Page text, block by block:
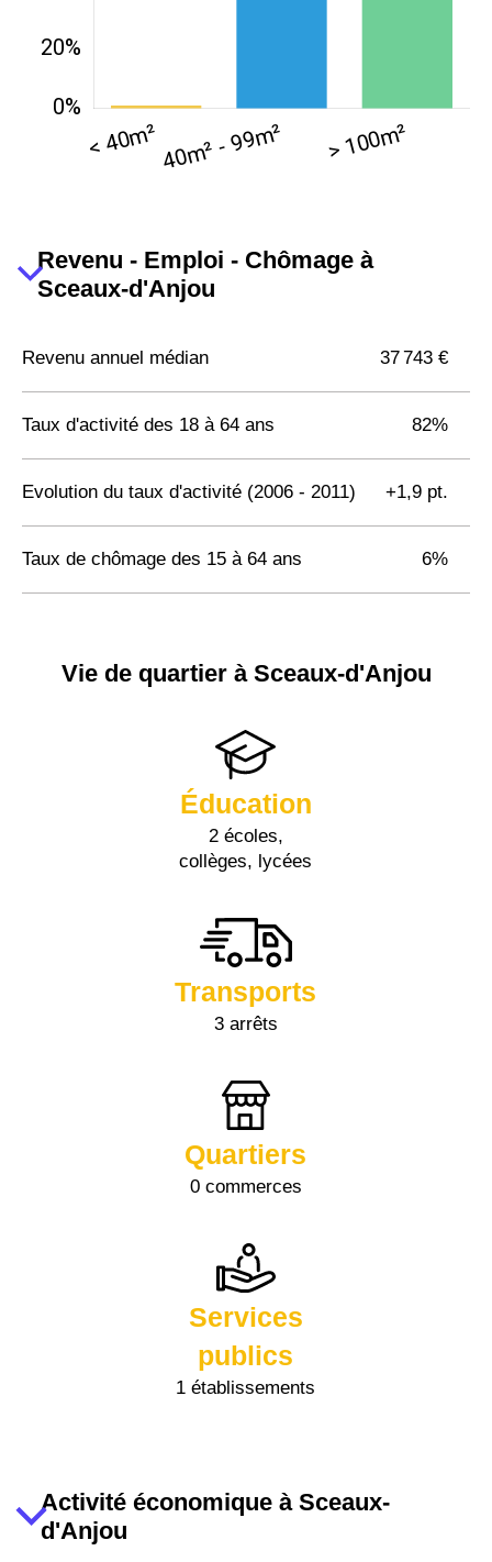
Revenu - Emploi - Chômage à
Sceaux-d'Anjou
Revenu annuel médian 37 743 €
Taux d'activité des 18 à 64 ans 82%
Evolution du taux d'activité (2006 - 2011) +1,9 pt.
Taux de chômage des 15 à 64 ans 6%
Vie de quartier à Sceaux-d'Anjou
Éducation
2 écoles,
collèges, lycées
Transports
3 arrêts
Quartiers
0 commerces
Services
publics
1 établissements
Activité économique à Sceaux-
d'Anjou